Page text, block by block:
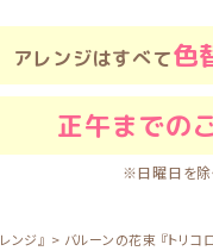
アレンジはすべて色
正午までの
※日曜日を除
ンジ』 バルーンの花束 『トリ